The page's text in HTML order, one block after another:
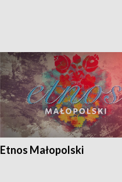
Etnos Małopolski